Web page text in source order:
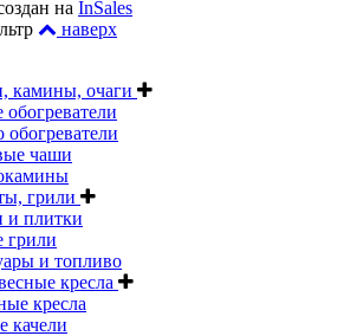
на InSales
наверх
камины, очаги
обогреватели
обогреватели
чаши
грили
и плитки
грили
и топливо
кресла
кресла
качели